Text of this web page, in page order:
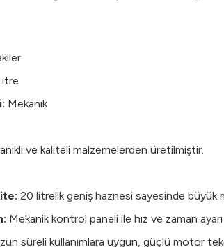
Mekanik
ve kaliteli malzemelerden üretilmiştir.
20 litrelik geniş haznesi sayesinde büyük
Mekanik kontrol paneli ile hız ve zaman
süreli kullanımlara uygun, güçlü motor